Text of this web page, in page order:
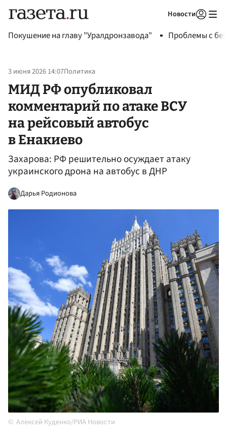
Новости
Покушение на главу "Уралдронзавода" Проблемы с
3 июня 2026 14:07Политика
МИД РФ опубликовал
комментарий по атаке ВСУ
на рейсовый автобус
в Енакиево
Захарова: РФ решительно осуждает атаку
украинского дрона на автобус в ДНР
Дарья Родионова
Алексей Куденко/РИА Новости